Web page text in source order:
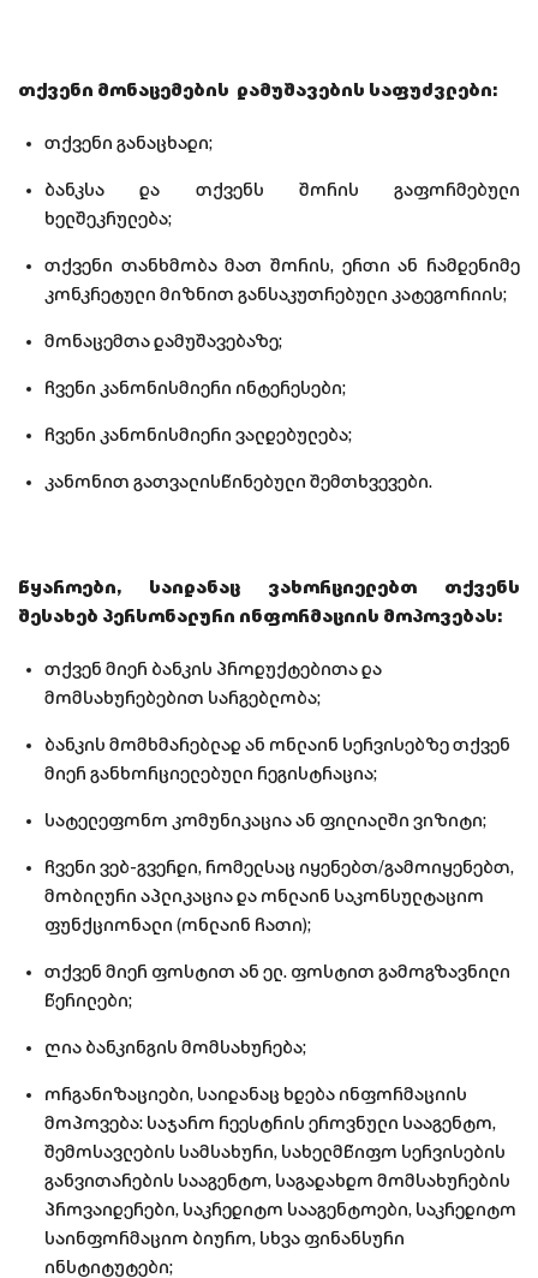
თქვენი მონაცემების დამუშავების საფუძვლები:
თქვენი განაცხადი;
ბანკსა და თქვენს შორის გაფორმებული
ხელშეკრულება;
თქვენი თანხმობა მათ შორის, ერთი ან რამდენიმე
კონკრეტული მიზნით განსაკუთრებული კატეგორიის;
მონაცემთა დამუშავებაზე;
ჩვენი კანონისმიერი ინტერესები;
ჩვენი კანონისმიერი ვალდებულება;
კანონით გათვალისწინებული შემთხვევები.
წყაროები, საიდანაც ვახორციელებთ თქვენს
შესახებ პერსონალური ინფორმაციის მოპოვებას:
თქვენ მიერ ბანკის პროდუქტებითა და
მომსახურებებით სარგებლობა;
ბანკის მომხმარებლად ან ონლაინ სერვისებზე თქვენ
მიერ განხორციელებული რეგისტრაცია;
სატელეფონო კომუნიკაცია ან ფილიალში ვიზიტი;
ჩვენი ვებ-გვერდი, რომელსაც იყენებთ/გამოიყენებთ,
მობილური აპლიკაცია და ონლაინ საკონსულტაციო
ფუნქციონალი (ონლაინ ჩათი);
თქვენ მიერ ფოსტით ან ელ. ფოსტით გამოგზავნილი
წერილები;
ღია ბანკინგის მომსახურება;
ორგანიზაციები, საიდანაც ხდება ინფორმაციის
მოპოვება: საჯარო რეესტრის ეროვნული სააგენტო,
შემოსავლების სამსახური, სახელმწიფო სერვისების
განვითარების სააგენტო, საგადახდო მომსახურების
პროვაიდერები, საკრედიტო სააგენტოები, საკრედიტო
საინფორმაციო ბიურო, სხვა ფინანსური
ინსტიტუტები;